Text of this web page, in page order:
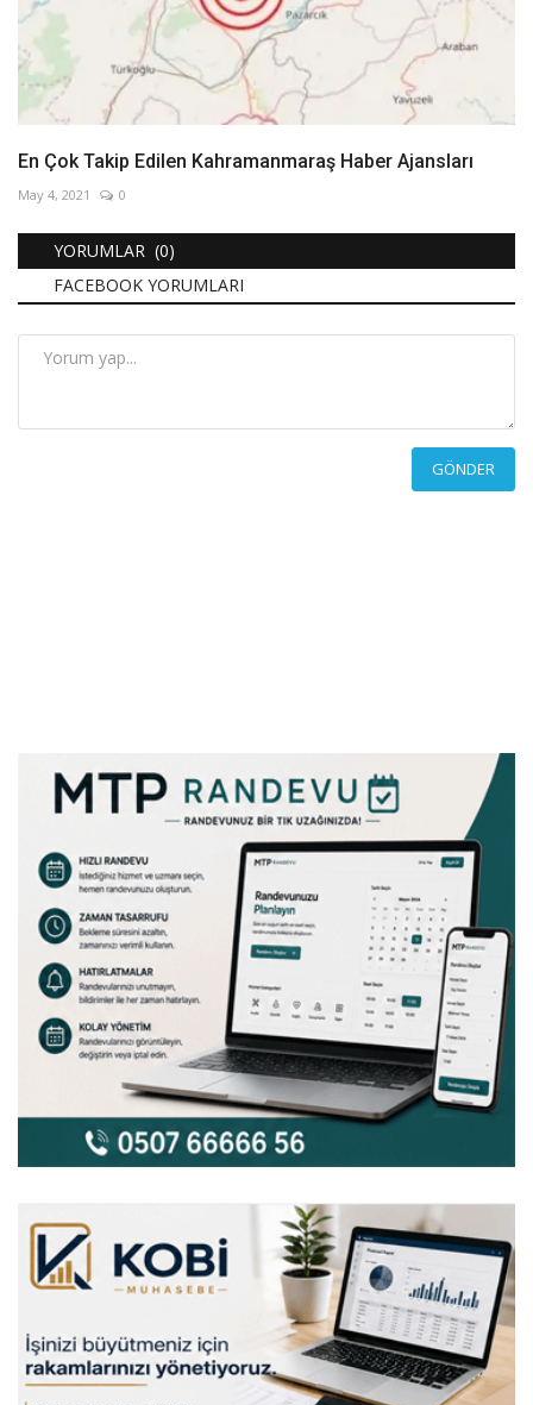
En Çok Takip Edilen Kahramanmaraş Haber Ajansları
May 4, 2021 0
YORUMLAR (0)
FACEBOOK YORUMLARI
GÖNDER